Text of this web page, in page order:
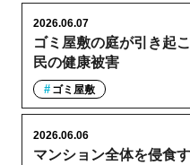
ゴミ屋敷の庭が引き起
民の健康被害
2026.06.07
ゴミ屋敷
マンション全体を侵食
2026.06.06